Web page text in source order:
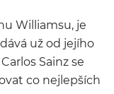
Williamsu, je
už od jejího
Sainz se
co nejlepších